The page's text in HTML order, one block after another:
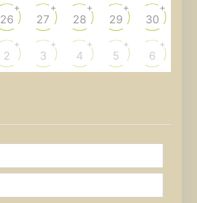
26
+
27
+
28
+
29
+
30
+
2
+
3
+
4
+
5
+
6
+